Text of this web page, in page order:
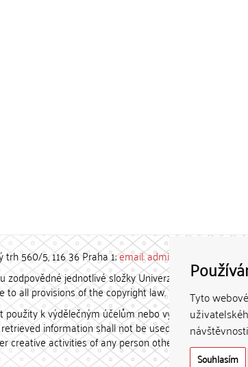
Tyto
Souhlasím
trh 560/5, 116 36 Praha 1;email: admin-repozitar [at]
jednotlivé složky Univerzity Karlovy. /
to all provisions of the copyright law.
k výdělečným účelům nebo vydávány za
information shall not be used for any
activities of any person other than the author.